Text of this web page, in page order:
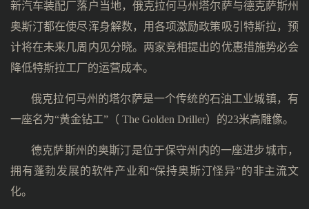
新汽车装配厂落户当地，俄克拉何马州塔尔萨与德克萨斯州
奥斯汀都在使尽浑身解数，用各项激励政策吸引特斯拉，预
计将在未来几周内见分晓。两家竞相提出的优惠措施势必会
降低特斯拉工厂的运营成本。
俄克拉何马州的塔尔萨是一个传统的石油工业城镇，有
一座名为“黄金钻工”（ The Golden Driller）的23米高雕像。
德克萨斯州的奥斯汀是位于保守州内的一座进步城市，
拥有蓬勃发展的软件产业和“保持奥斯汀怪异”的非主流文
化。